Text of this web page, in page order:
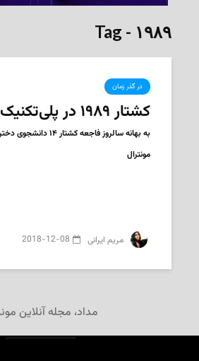
Tag - ۱۹۸۹
در گذر زمان
کشتار ۱۹۸۹ در پلی‌تکنیک مونترال
به بهانه سالروز فاجعه‌
مونترال
‌ مریم ایرانی 2018-12-08
مداد، مجله آنلاین